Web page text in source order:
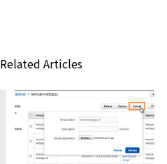
Related Articles